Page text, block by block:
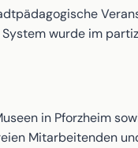
wurde im
in Pforzheim
Mitarbeitenden